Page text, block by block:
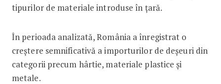
tipurilor de materiale introduse în țară.
În perioada analizată, România a înregistrat o
creștere semnificativă a importurilor de deșeuri din
categorii precum hârtie, materiale plastice și
metale.